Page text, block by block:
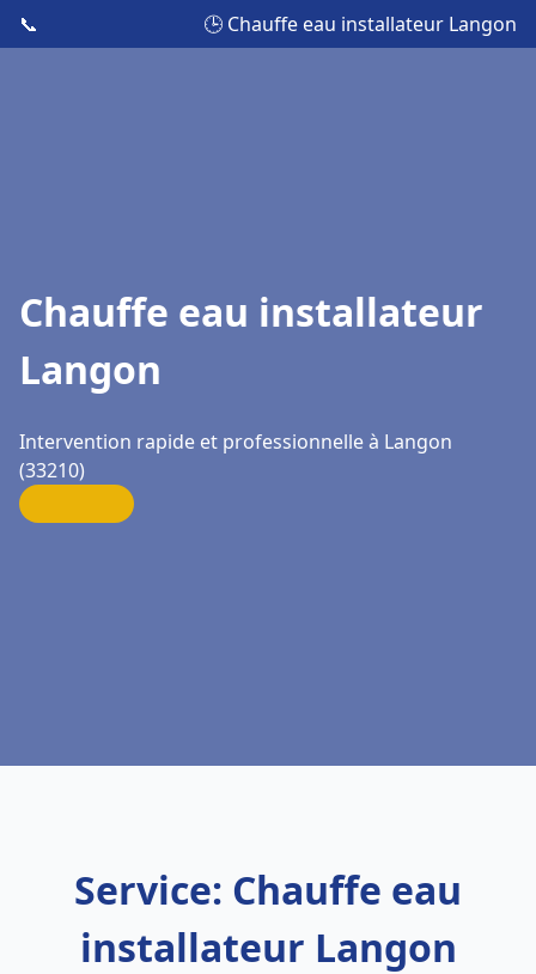
📞 🕒 Chauffe eau installateur Langon
Chauffe eau installateur
Langon
Intervention rapide et professionnelle à Langon
(33210)
Service: Chauffe eau
installateur Langon